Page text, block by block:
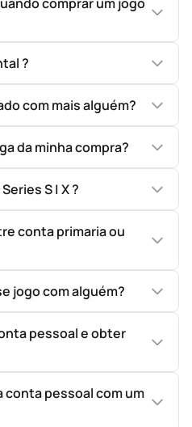
?
com mais alguém?
da minha compra?
S | X ?
conta primaria ou
jogo com alguém?
pessoal e obter
conta pessoal com um